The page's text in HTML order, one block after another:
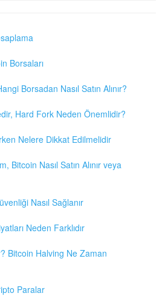
Borsaları
Borsadan Nasıl Satın Alınır?
Hard Fork Neden Önemlidir?
Nelere Dikkat Edilmelidir
Bitcoin Nasıl Satın Alınır veya
Nasıl Sağlanır
Neden Farklıdır
Bitcoin Halving Ne Zaman
Paralar